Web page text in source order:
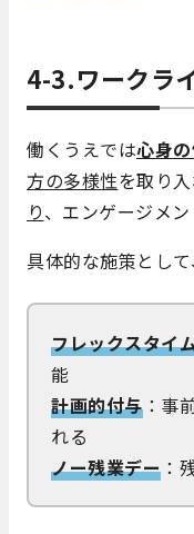
4-3.ワークラ
働くうえでは心身
方の多様性を取り
り、エンゲージメン
具体的な施策として
フレックスタイ
能
計画的付与：事
れる
ノー残業デー ：